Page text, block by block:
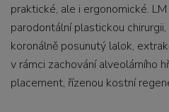
praktické, ale i ergonomické.
parodontální plastickou
koronálně posunutý lalok,
v rámci zachování alveolárního
placement, řízenou kostní